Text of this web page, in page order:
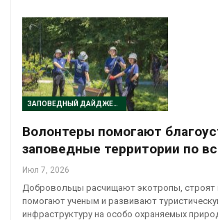
ЗАПОВЕДНЫЙ ДАЙДЖЕСТ
Волонтеры помогают
заповедные территории по
Июл 7, 2026
Добровольцы расчищают экотропы, строят
помогают ученым и развивают
инфраструктуру на особо охраняемых